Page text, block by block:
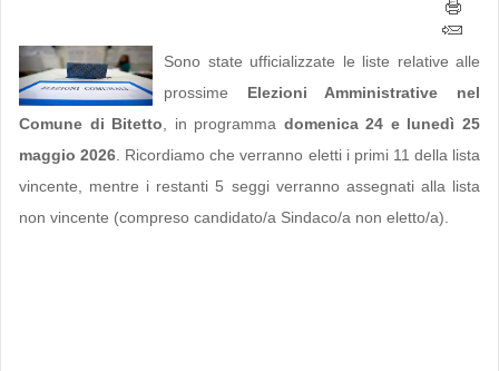
Sono state ufficializzate le liste relative alle
prossime Elezioni Amministrative nel
Comune di Bitetto, in programma domenica 24 e lunedì 25
maggio 2026. Ricordiamo che verranno eletti i primi 11 della lista
vincente, mentre i restanti 5 seggi verranno assegnati alla lista
non vincente (compreso candidato/a Sindaco/a non eletto/a).